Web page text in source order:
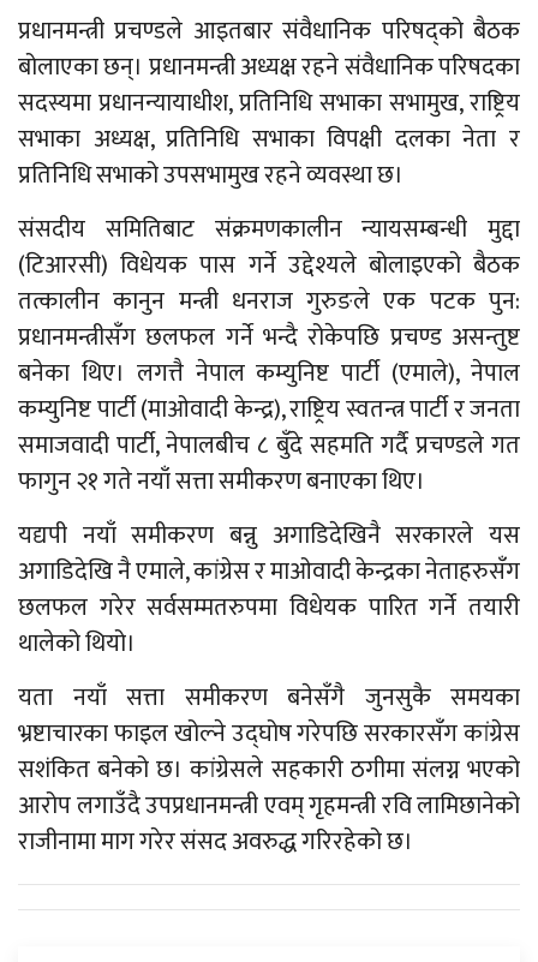
प्रधानमन्त्री प्रचण्डले आइतबार संवैधानिक परिषद्को बैठक
बोलाएका छन्। प्रधानमन्त्री अध्यक्ष रहने संवैधानिक परिषदका
सदस्यमा प्रधानन्यायाधीश, प्रतिनिधि सभाका सभामुख, राष्ट्रिय
सभाका अध्यक्ष, प्रतिनिधि सभाका विपक्षी दलका नेता र
प्रतिनिधि सभाको उपसभामुख रहने व्यवस्था छ।
संसदीय समितिबाट संक्रमणकालीन न्यायसम्बन्धी मुद्दा
(टिआरसी) विधेयक पास गर्ने उद्देश्यले बोलाइएको बैठक
तत्कालीन कानुन मन्त्री धनराज गुरुङले एक पटक पुन:
प्रधानमन्त्रीसँग छलफल गर्ने भन्दै रोकेपछि प्रचण्ड असन्तुष्ट
बनेका थिए। लगत्तै नेपाल कम्युनिष्ट पार्टी (एमाले), नेपाल
कम्युनिष्ट पार्टी (माओवादी केन्द्र), राष्ट्रिय स्वतन्त्र पार्टी र जनता
समाजवादी पार्टी, नेपालबीच ८ बुँदे सहमति गर्दै प्रचण्डले गत
फागुन २१ गते नयाँ सत्ता समीकरण बनाएका थिए।
यद्यपी नयाँ समीकरण बन्नु अगाडिदेखिनै सरकारले यस
अगाडिदेखि नै एमाले, कांग्रेस र माओवादी केन्द्रका नेताहरुसँग
छलफल गरेर सर्वसम्मतरुपमा विधेयक पारित गर्ने तयारी
थालेको थियो।
यता नयाँ सत्ता समीकरण बनेसँगै जुनसुकै समयका
भ्रष्टाचारका फाइल खोल्ने उद्घोष गरेपछि सरकारसँग कांग्रेस
सशंकित बनेको छ। कांग्रेसले सहकारी ठगीमा संलग्न भएको
आरोप लगाउँदै उपप्रधानमन्त्री एवम् गृहमन्त्री रवि लामिछानेको
राजीनामा माग गरेर संसद अवरुद्ध गरिरहेको छ।